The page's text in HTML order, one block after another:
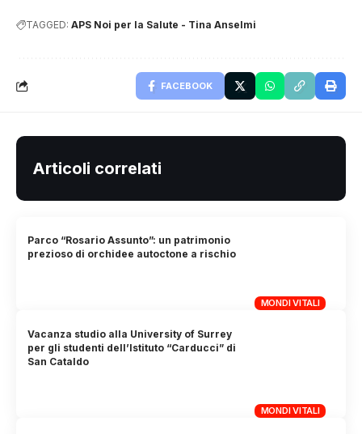
TAGGED: APS Noi per la Salute - Tina Anselmi
FACEBOOK
Articoli correlati
MONDI VITALI
Parco “Rosario Assunto”: un patrimonio
prezioso di orchidee autoctone a rischio
MONDI VITALI
Vacanza studio alla University of Surrey
per gli studenti dell’Istituto “Carducci” di
San Cataldo